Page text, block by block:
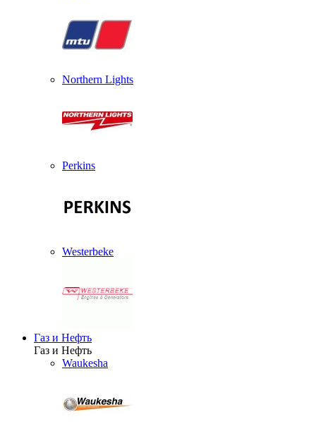
Northern Lights
Perkins
Westerbeke
Газ и Нефть
Газ и Нефть
Waukesha